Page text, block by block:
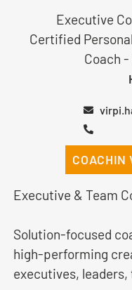
Executive
Certified
Coach
COACHIN
Executive & Team
Solution-focused
high-performing
executives,